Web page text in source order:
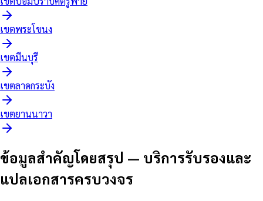
เขตพระโขนง
เขตมีนบุรี
เขตลาดกระบัง
เขตยานนาวา
ข้อมูลสำคัญโดยสรุป — บริการรับรองและ
แปลเอกสารครบวงจร